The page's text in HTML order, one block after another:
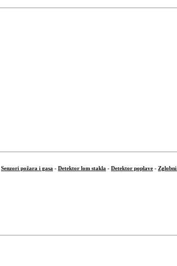
Senzori požara i gasa - Detektor lom stakla - Detektor poplave - Zglobni